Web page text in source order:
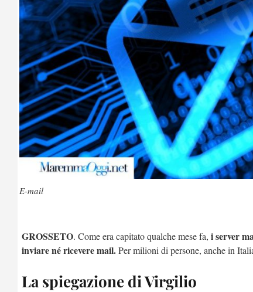
E-mail
GROSSETO. Come era capitato qualche mese fa, i server
inviare né ricevere mail.Per milioni di persone, anche in
La spiegazione di Virgilio